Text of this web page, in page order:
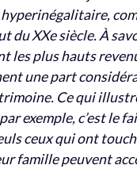
du XXe siècle. À
les plus hauts
une part
Ce qui
exemple, c’est le
ceux qui ont
famille peuvent